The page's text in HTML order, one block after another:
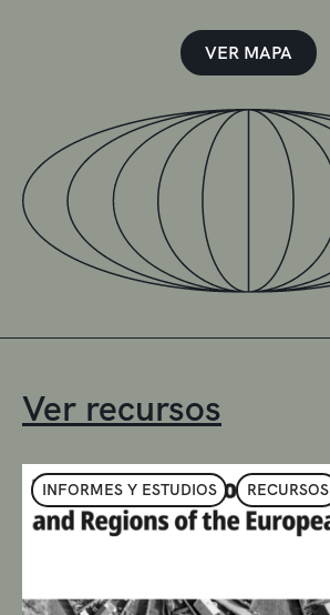
VER MAPA
Ver recursos
INFORMES Y ESTUDIOS RECURSOS